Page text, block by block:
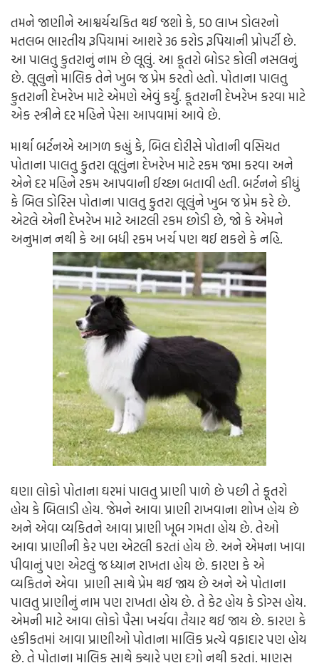
તમને જાણીને આશ્વર્યચકિત થઈ જશો કે, 50 લાખ ડોલરનો
મતલબ ભારતીય રૂપિયામાં આશરે 36 કરોડ રૂપિયાની પ્રોપર્ટી છે.
આ પાલતુ કુતરાનું નામ છે લૂલું. આ કૂતરો બોડર કોલી નસલનું
છે. લૂલુનો માલિક તેને ખુબ જ પ્રેમ કરતો હતો. પોતાના પાલતુ
કુતરાની દેખરેખ માટે એમણે એવું કર્યું. કૂતરાની દેખરેખ કરવા માટે
એક સ્ત્રીને દર મહિને પેસા આપવામાં આવે છે.
માર્થા બર્ટનએ આગળ કહ્યું કે, બિલ દોરીસે પોતાની વસિયત
પોતાના પાલતુ કુતરા લૂલુંના દેખરેખ માટે રકમ જમા કરવા અને
એને દર મહિને રકમ આપવાની ઈચ્છા બતાવી હતી. બર્ટનને કીધું
કે બિલ ડોરિસ પોતાના પાલતુ કુતરા લૂલુંને ખુબ જ પ્રેમ કરે છે.
એટલે એની દેખરેખ માટે આટલી રકમ છોડી છે, જો કે એમને
અનુમાન નથી કે આ બધી રકમ ખર્ચ પણ થઈ શકશે કે નહિ.
ઘણા લોકો પોતાના ઘરમાં પાલતુ પ્રાણી પાળે છે પછી તે કૂતરો
હોય કે બિલાડી હોય. જેમને આવા પ્રાણી રાખવાના શોખ હોય છે
અને એવા વ્યકિતને આવા પ્રાણી ખૂબ ગમતા હોય છે. તેઓ
આવા પ્રાણીની કેર પણ એટલી કરતાં હોય છે. અને એમના ખાવા
પીવાનું પણ એટલું જ ધ્યાન રાખતા હોય છે. કારણ કે એ
વ્યકિતને એવા પ્રાણી સાથે પ્રેમ થઈ જાય છે અને એ પોતાના
પાલતુ પ્રાણીનું નામ પણ રાખતા હોય છે. તે કેટ હોય કે ડોગ્સ હોય.
એમની માટે આવા લોકો પૈસા ખર્ચવા તૈયાર થઈ જાય છે. કારણ કે
હકીકતમાં આવા પ્રાણીઓ પોતાના માલિક પ્રત્યે વફાદાર પણ હોય
છે. તે પોતાના માલિક સાથે ક્યારે પણ દગો નથી કરતાં. માણસ